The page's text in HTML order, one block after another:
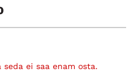
ei saa enam osta.